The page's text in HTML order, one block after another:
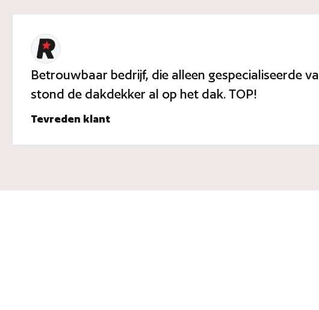
Betrouwbaar bedrijf, die alleen gespecialiseerde
stond de dakdekker al op het dak. TOP!
Tevreden klant